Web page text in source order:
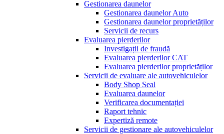
Gestionarea daunelor
Gestionarea daunelor Auto
Gestionarea daunelor proprietăților
Servicii de recurs
Evaluarea pierderilor
Investigații de fraudă
Evaluarea pierderilor CAT
Evaluarea pierderilor proprietăților
Servicii de evaluare ale autovehiculelor
Body Shop Seal
Evaluarea daunelor
Verificarea documentației
Raport tehnic
Expertiză remote
Servicii de gestionare ale autovehiculelor